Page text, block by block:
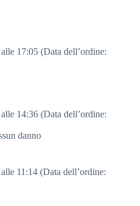
17:05 (Data dell’ordine:
14:36 (Data dell’ordine:
danno
11:14 (Data dell’ordine: